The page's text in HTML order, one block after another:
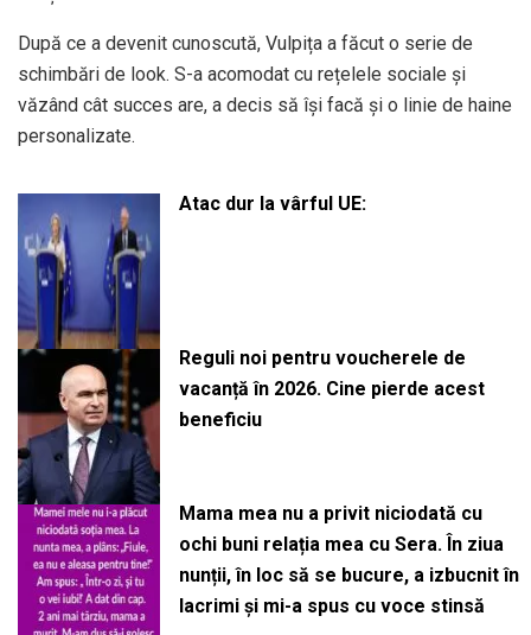
După ce a devenit cunoscută, Vulpița a făcut o serie de
schimbări de look. S-a acomodat cu rețelele sociale și
văzând cât succes are, a decis să își facă și o linie de haine
personalizate.
Atac dur la vârful UE:
Reguli noi pentru voucherele de
vacanță în 2026. Cine pierde acest
beneficiu
Mama mea nu a privit niciodată cu
ochi buni relația mea cu Sera. În ziua
nunții, în loc să se bucure, a izbucnit în
lacrimi și mi-a spus cu voce stinsă